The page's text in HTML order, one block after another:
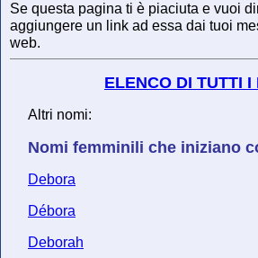
Se questa pagina ti è piaciuta e vuoi
aggiungere un link ad essa dai tuoi
web.
ELENCO DI TUTTI I
Altri nomi:
Nomi femminili che iniziano
Debora
Débora
Deborah